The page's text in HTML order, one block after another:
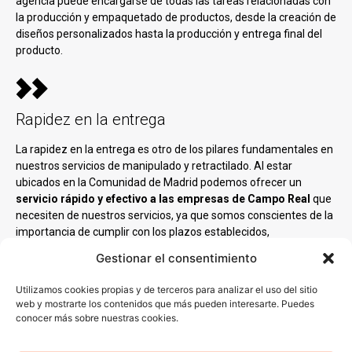
Gestionar el consentimiento
Utilizamos cookies propias y de terceros para analizar el uso del sitio
web y mostrarte los contenidos que más pueden interesarte. Puedes
conocer más sobre nuestras cookies.
la producción y empaquetado de productos, desde la creación de
diseños personalizados hasta la producción y entrega final del
producto.
Rapidez en la entrega
La rapidez en la entrega es otro de los pilares fundamentales en
nuestros servicios de manipulado y retractilado. Al estar
ubicados en la Comunidad de Madrid podemos ofrecer un
servicio rápido y efectivo a las empresas de Campo Real que
necesiten de nuestros servicios, ya que somos conscientes de la
importancia de cumplir con los plazos establecidos,